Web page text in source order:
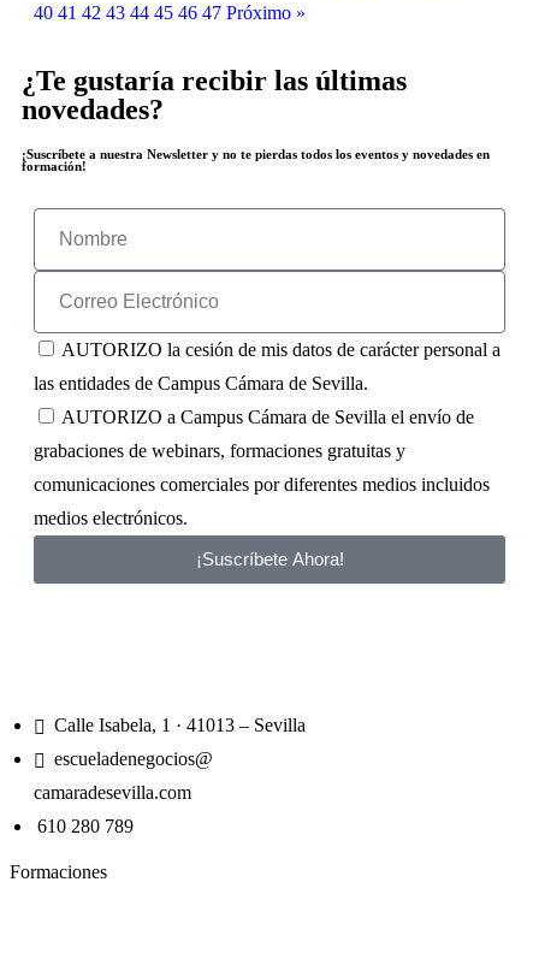
40 41 42 43 44 45 46 47 Próximo »
¿Te gustaría recibir las últimas
novedades?
¡Suscríbete a nuestra Newsletter y no te pierdas todos los eventos y novedades en
formación!
AUTORIZO la cesión de mis datos de carácter personal a
las entidades de Campus Cámara de Sevilla.
AUTORIZO a Campus Cámara de Sevilla el envío de
grabaciones de webinars, formaciones gratuitas y
comunicaciones comerciales por diferentes medios incluidos
medios electrónicos.
¡Suscríbete Ahora!
Calle Isabela, 1 · 41013 – Sevilla
escueladenegocios@
camaradesevilla.com
610 280 789
Formaciones